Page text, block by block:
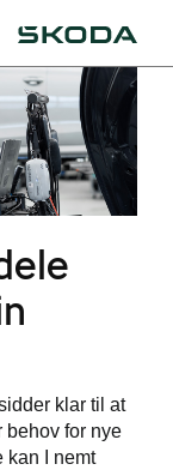
klar til at
behov for nye
kan I nemt